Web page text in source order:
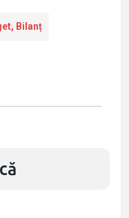
Bilanț